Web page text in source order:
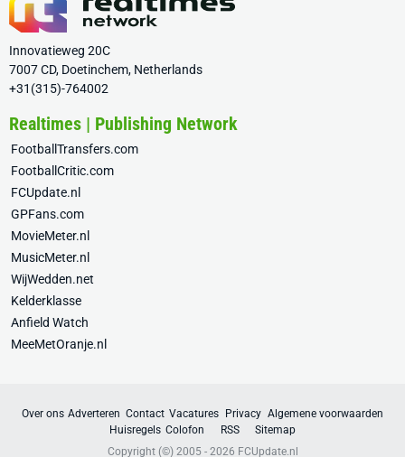
Innovatieweg 20C
7007 CD, Doetinchem, Netherlands
+31(315)-764002
Realtimes | Publishing Network
FootballTransfers.com
FootballCritic.com
FCUpdate.nl
GPFans.com
MovieMeter.nl
MusicMeter.nl
WijWedden.net
Kelderklasse
Anfield Watch
MeeMetOranje.nl
Over ons Adverteren Contact Vacatures Privacy Algemene voorwaarden
Huisregels Colofon RSS
Sitemap
Copyright (©) 2005 - 2026 FCUpdate.nl